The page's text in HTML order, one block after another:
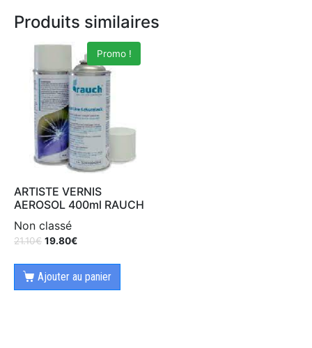
Produits similaires
Promo !
ARTISTE VERNIS
AEROSOL 400ml RAUCH
Non classé
21.10€ 19.80€
Ajouter au panier